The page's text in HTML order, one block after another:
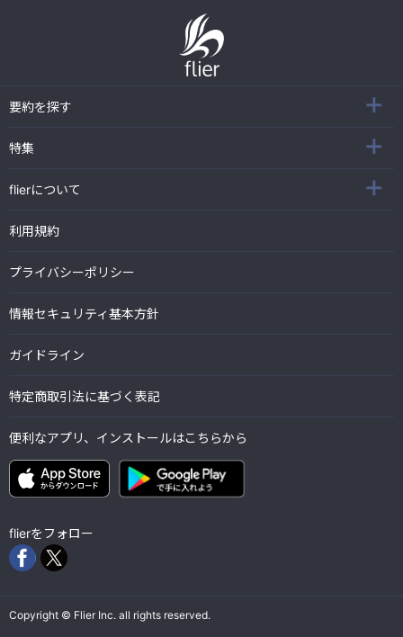
要約を探す
特集
flierについて
利用規約
プライバシーポリシー
情報セキュリティ基本方針
ガイドライン
特定商取引法に基づく表記
便利なアプリ、インストールはこちらから
flierをフォロー
Copyright © Flier Inc. all rights reserved.